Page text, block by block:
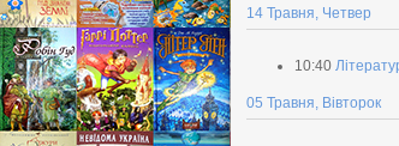
14 Травня, Четвер
10:40
05 Травня, Вівторок